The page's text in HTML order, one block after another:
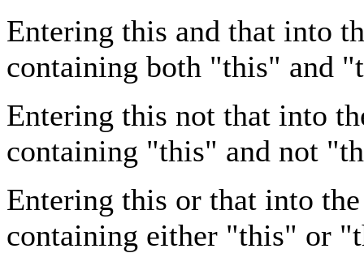
Entering this and that into
containing both "this" and
Entering this not that into
containing "this" and not
Entering this or that into
containing either "this" or